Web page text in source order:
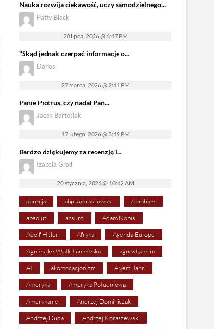
Nauka rozwija ciekawość, uczy samodzielnego...
Patty Black
20 lipca, 2026 @ 6:47 PM
"Skąd jednak czerpać informacje o...
Darios
27 marca, 2026 @ 2:41 PM
Panie Piotruś, czy nadal Pan...
Jacek Bartosiak
17 lutego, 2026 @ 3:49 PM
Bardzo dziękujemy za recenzję i...
Izabela Grad
20 stycznia, 2026 @ 10:42 AM
aborcja abp Jędraszewski Abraham
absolut absurd Adam Nobis
Adolf Hitler Afryka Agenda Europe
Agnieszko Wołk-Łaniewska agnostycyzm
AI akomodacjonizm Alvert Jann
Ameryka Ameryka Południowa
Amerykanie Andrzej Dominiczak
Andrzej Duda Andrzej Koraszewski